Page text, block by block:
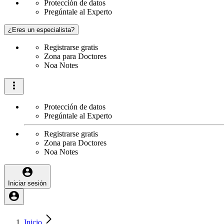
Protección de datos
Pregúntale al Experto
¿Eres un especialista?
Registrarse gratis
Zona para Doctores
Noa Notes
Protección de datos
Pregúntale al Experto
Registrarse gratis
Zona para Doctores
Noa Notes
Iniciar sesión
Inicio